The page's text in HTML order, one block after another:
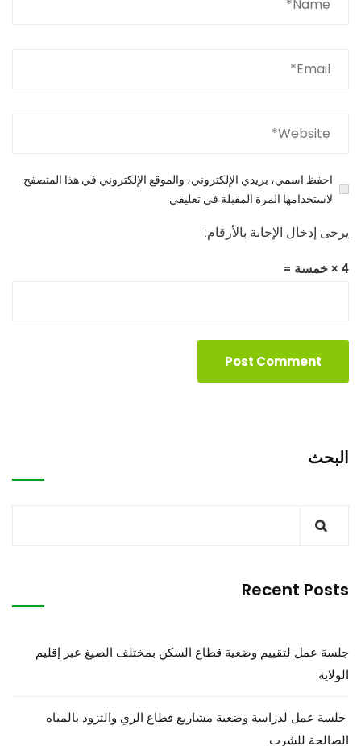
احفظ اسمي، بريدي الإلكتروني، والموقع الإلكتروني في هذا المتصفح
لاستخدامها المرة المقبلة في تعليقي.
يرجى إدخال الإجابة بالأرقام:
4 × خمسة =
البحث
Recent Posts
جلسة عمل لتقييم وضعية قطاع السكن بمختلف الصيغ عبر إقليم
الولاية
جلسة عمل لدراسة وضعية مشاريع قطاع الري والتزود بالمياه
الصالحة للشرب